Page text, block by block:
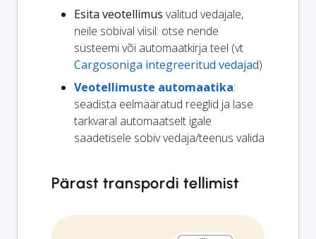
Esita veotellimus valitud vedajale,
neile sobival viisil: otse nende
süsteemi või automaatkirja teel (vt
Cargosoniga integreeritud vedajad)
Veotellimuste automaatika:
seadista eelmääratud reeglid ja lase
tarkvaral automaatselt igale
saadetisele sobiv vedaja/teenus valida
Pärast transpordi tellimist